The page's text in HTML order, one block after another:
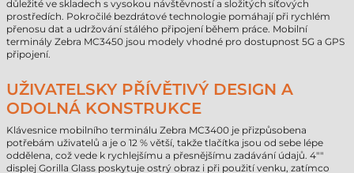
důležité ve skladech s vysokou návštěvností a složitých síťových
prostředích. Pokročilé bezdrátové technologie pomáhají při rychlém
přenosu dat a udržování stálého připojení během práce. Mobilní
terminály Zebra MC3450 jsou modely vhodné pro dostupnost 5G a GPS
připojení.
UŽIVATELSKY PŘÍVĚTIVÝ DESIGN A
ODOLNÁ KONSTRUKCE
Klávesnice mobilního terminálu Zebra MC3400 je přizpůsobena
potřebám uživatelů a je o 12 % větší, takže tlačítka jsou od sebe lépe
oddělena, což vede k rychlejšímu a přesnějšímu zadávání údajů. 4""
displej Gorilla Glass poskytuje ostrý obraz i při použití venku, zatímco